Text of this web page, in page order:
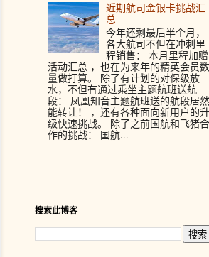
近期航司金银卡挑战汇
总
今年还剩最后半个月，
各大航司不但在冲刺里
程销售： 本月里程加赠
活动汇总 ，也在为来年的精英会员数
量做打算。 除了有计划的对保级放
水，不但有通过乘坐主题航班送航
段： 凤凰知音主题航班送的航段居然
能转让！ ，还有各种面向新用户的升
级快速挑战。 除了之前国航和飞猪合
作的挑战： 国航...
搜索此博客